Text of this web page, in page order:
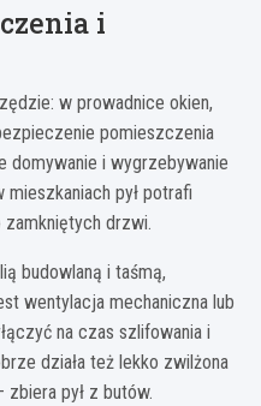
i
w prowadnice okien,
pomieszczenia
domywanie i wygrzebywanie
pył potrafi
zamkniętych drzwi.
budowlaną i taśmą,
wentylacja mechaniczna lub
na czas szlifowania i
działa też lekko zwilżona
pył z butów.